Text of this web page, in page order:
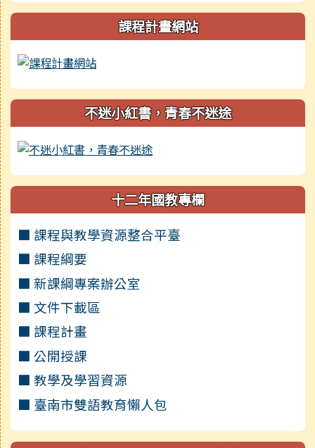
課程計畫網站
不迷小紅書，青春不迷途
十二年國教專欄
■ 課程與教學資源整合平臺
■ 課程綱要
■ 新課綱專案辦公室
■ 文件下載區
■ 課程計畫
■ 公開授課
■ 教學及學習資源
■ 臺南市雙語教育懶人包